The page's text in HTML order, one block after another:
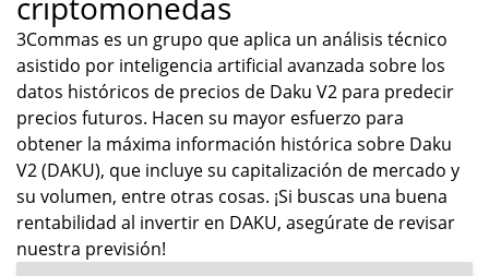
3Commas es un grupo que aplica un análisis técnico
asistido por inteligencia artificial avanzada sobre los
datos históricos de precios de Daku V2 para predecir
precios futuros. Hacen su mayor esfuerzo para
obtener la máxima información histórica sobre Daku
V2 (DAKU), que incluye su capitalización de mercado y
su volumen, entre otras cosas. ¡Si buscas una buena
rentabilidad al invertir en DAKU, asegúrate de revisar
nuestra previsión!